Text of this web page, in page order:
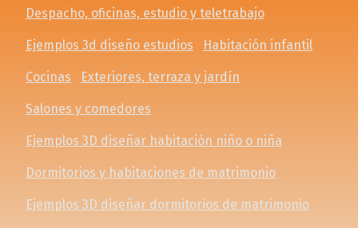
Despacho, oficinas, estudio y teletrabajo
Ejemplos 3d diseño estudios Habitación infantil
Cocinas Exteriores, terraza y jardín
Salones y comedores
Ejemplos 3D diseñar habitación niño o niña
Dormitorios y habitaciones de matrimonio
Ejemplos 3D diseñar dormitorios de matrimonio